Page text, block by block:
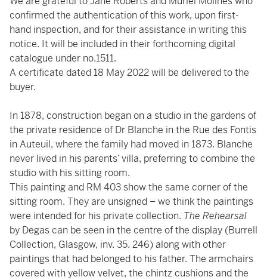
confirmed the authentication of this work, upon first-
hand inspection, and for their assistance in writing this
notice. It will be included in their forthcoming digital
catalogue under no.1511.
A certificate dated 18 May 2022 will be delivered to the
buyer.
In 1878, construction began on a studio in the gardens of
the private residence of Dr Blanche in the Rue des Fontis
in Auteuil, where the family had moved in 1873. Blanche
never lived in his parents’ villa, preferring to combine the
studio with his sitting room.
This painting and RM 403 show the same corner of the
sitting room. They are unsigned – we think the paintings
were intended for his private collection. The Rehearsal
by Degas can be seen in the centre of the display (Burrell
Collection, Glasgow, inv. 35. 246) along with other
paintings that had belonged to his father. The armchairs
covered with yellow velvet, the chintz cushions and the